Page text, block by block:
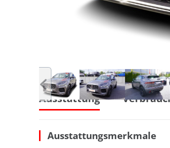
Ausstattung
Ausstattungsmerkmale